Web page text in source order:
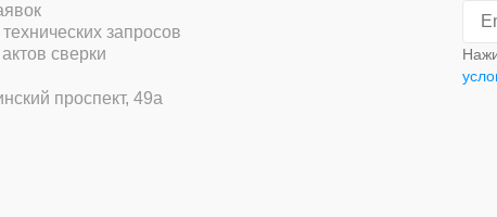
запросов
сверки
проспект, 49а